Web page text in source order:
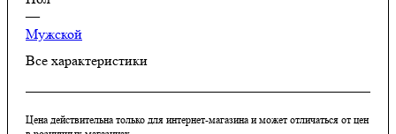
—
Мужской
Все характеристики
Цена действительна только для интернет-магазина и может отличаться от цен